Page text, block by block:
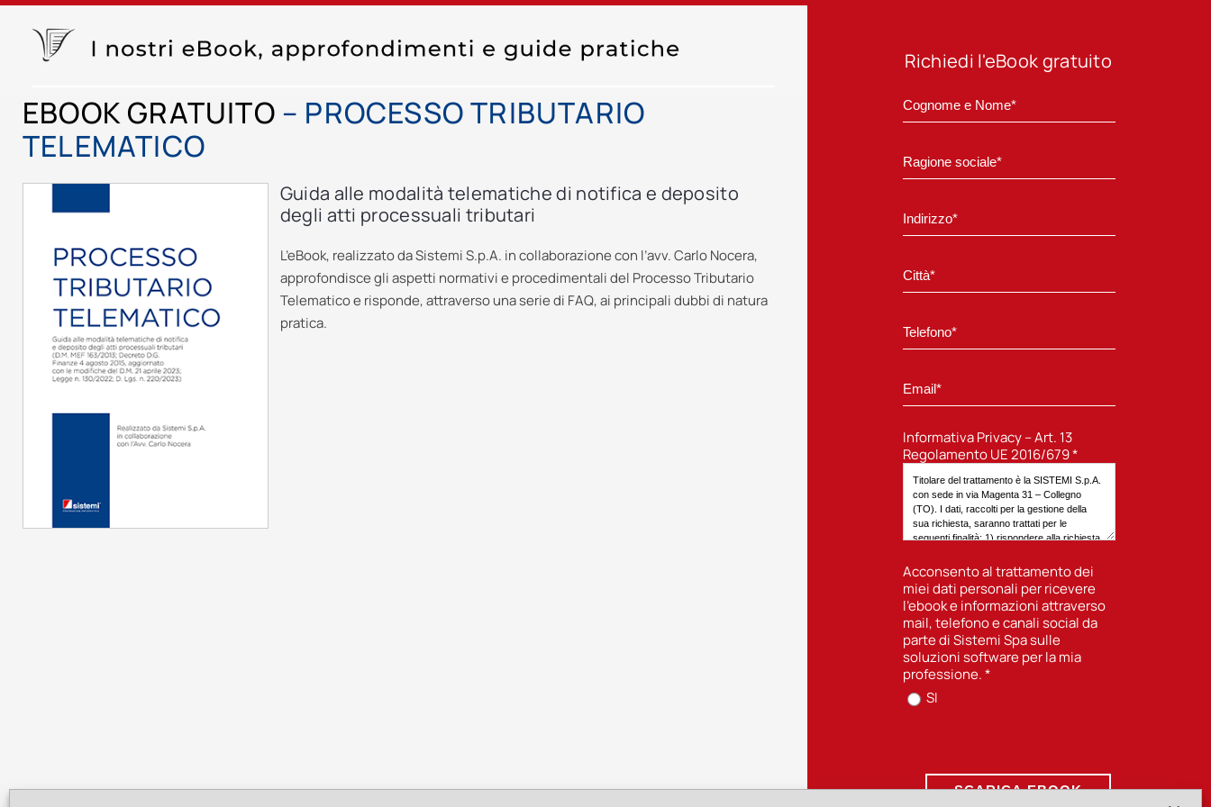
EBOOK GRATUITO – PROCESSO TRIBUTARIO
TELEMATICO
Guida alle modalità telematiche di notifica e deposito
degli atti processuali tributari
L’eBook, realizzato da Sistemi S.p.A. in collaborazione con l’avv. Carlo Nocera,
approfondisce gli aspetti normativi e procedimentali del Processo Tributario
Telematico e risponde, attraverso una serie di FAQ, ai principali dubbi di natura
pratica.
Richiedi l'eBook gratuito
Informativa Privacy – Art. 13
Regolamento UE 2016/679 *
Acconsento al trattamento dei
miei dati personali per ricevere
l’ebook e informazioni attraverso
mail, telefono e canali social da
parte di Sistemi Spa sulle
soluzioni software per la mia
professione.*
SI
SCARICA EBOOK